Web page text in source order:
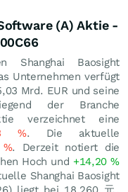
(A) Aktie -
Shanghai Baosight
Unternehmen verfügt
Mrd. EUR und seine
der Branche
verzeichnet eine
%. Die aktuelle
%. Derzeit notiert die
Hoch und +14,20%
Shanghai Baosight